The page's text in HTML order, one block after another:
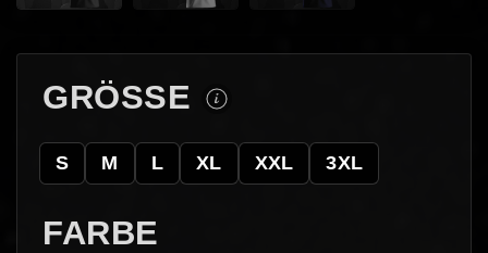
GRÖSSE
S M L XL XXL 3XL
FARBE